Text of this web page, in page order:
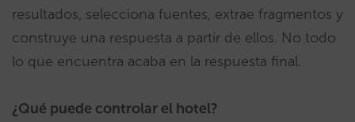
resultados, selecciona fuentes, extrae fragmentos y
construye una respuesta a partir de ellos. No todo
lo que encuentra acaba en la respuesta final.
¿Qué puede controlar el hotel?